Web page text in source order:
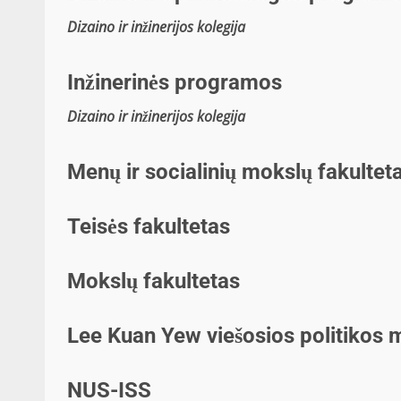
Dizaino ir inžinerijos kolegija
Inžinerinės programos
Dizaino ir inžinerijos kolegija
Menų ir socialinių mokslų
Teisės fakultetas
Mokslų fakultetas
Lee Kuan Yew viešosios politikos
NUS-ISS